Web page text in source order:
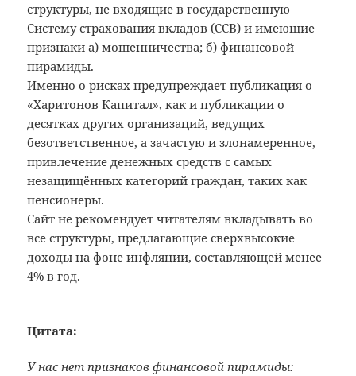
структуры, не входящие в государственную
Систему страхования вкладов (ССВ) и имеющие
признаки а) мошенничества; б) финансовой
пирамиды.
Именно о рисках предупреждает публикация о
«Харитонов Капитал», как и публикации о
десятках других организаций, ведущих
безответственное, а зачастую и злонамеренное,
привлечение денежных средств с самых
незащищённых категорий граждан, таких как
пенсионеры.
Сайт не рекомендует читателям вкладывать во
все структуры, предлагающие сверхвысокие
доходы на фоне инфляции, составляющей менее
4% в год.
Цитата:
У нас нет признаков финансовой пирамиды: